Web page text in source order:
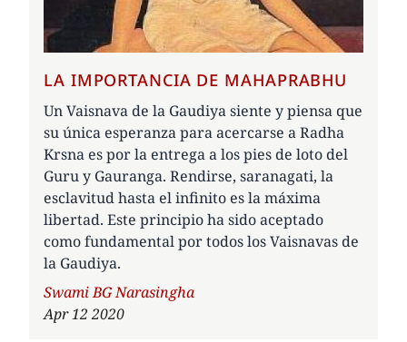
LA IMPORTANCIA DE MAHAPRABHU
Un Vaisnava de la Gaudiya siente y piensa que
su única esperanza para acercarse a Radha
Krsna es por la entrega a los pies de loto del
Guru y Gauranga. Rendirse, saranagati, la
esclavitud hasta el infinito es la máxima
libertad. Este principio ha sido aceptado
como fundamental por todos los Vaisnavas de
la Gaudiya.
Author
Swami BG Narasingha
Apr 12 2020